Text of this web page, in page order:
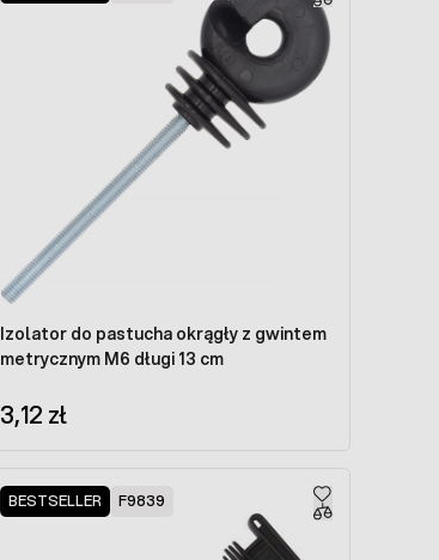
Izolator do pastucha okrągły z gwintem
metrycznym M6 długi 13 cm
3,12 zł
BESTSELLER F9839